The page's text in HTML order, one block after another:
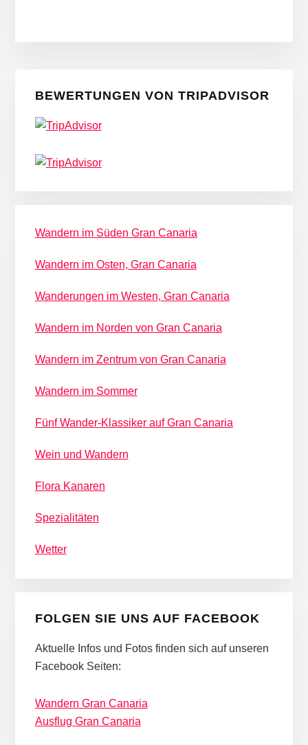
BEWERTUNGEN VON TRIPADVISOR
Wandern im Süden Gran Canaria
Wandern im Osten, Gran Canaria
Wanderungen im Westen, Gran Canaria
Wandern im Norden von Gran Canaria
Wandern im Zentrum von Gran Canaria
Wandern im Sommer
Fünf Wander-Klassiker auf Gran Canaria
Wein und Wandern
Flora Kanaren
Spezialitäten
Wetter
FOLGEN SIE UNS AUF FACEBOOK
Aktuelle Infos und Fotos finden sich auf unseren
Facebook Seiten:
Wandern Gran Canaria
Ausflug Gran Canaria